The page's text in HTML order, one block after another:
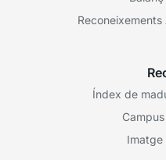
Índex de
Imatge